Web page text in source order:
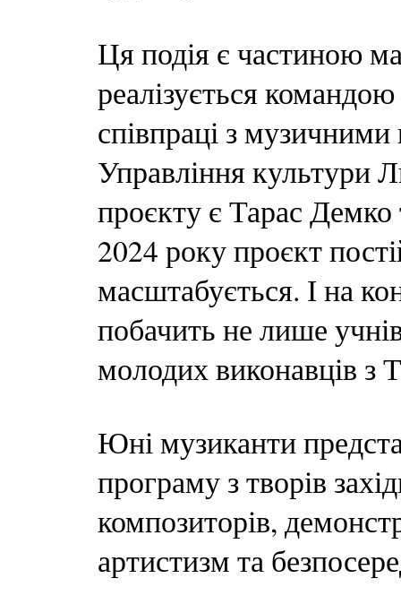
Ця подія є частиною
реалізується
співпраці з
Управління культури
проєкту є Тарас
2024 року проєкт
масштабується. І на
побачить не лише
молодих виконавців з
Юні музиканти
програму з творів
композиторів,
артистизм та